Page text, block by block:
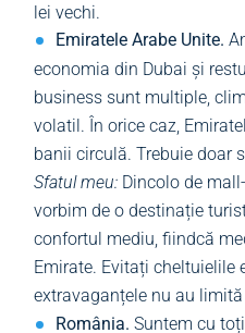
lei vechi.
Emiratele Arabe Unite.
economia din Dubai și
business sunt multiple,
volatil. În orice caz,
banii circulă. Trebuie doar
Sfatul meu: Dincolo de
vorbim de o destinație
confortul mediu, fiindcă
Emirate. Evitați cheltuielile
extravaganțele nu au
România. Suntem cu